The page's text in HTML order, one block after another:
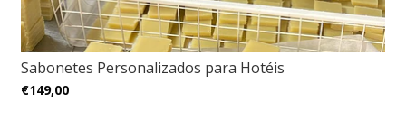
Sabonetes Personalizados para Hotéis
€149,00